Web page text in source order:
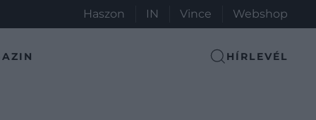
Haszon IN Vince Webshop
HÍRLEVÉL